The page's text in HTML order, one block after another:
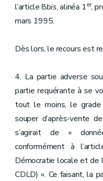
l’article 8bis, alinéa 1er,
mars 1995.
Dès lors, le recours est
4. La partie adverse
partie requérante à se
tout le moins, le grade
souper d’après-vente
s’agirait de «
conformément à
Démocratie locale et de
CDLD) ». Ce faisant, la